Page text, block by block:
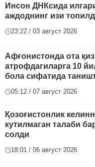
Инсон ДНКсида
аждоднинг изи
23:22 / 03 август 2026
Афғонистонда ота
атрофдагиларга 10
бола сифатида
05:12 / 07 август 2026
Қозоғистонлик
кутилмаган талаби
солди
18:01 / 06 август 2026